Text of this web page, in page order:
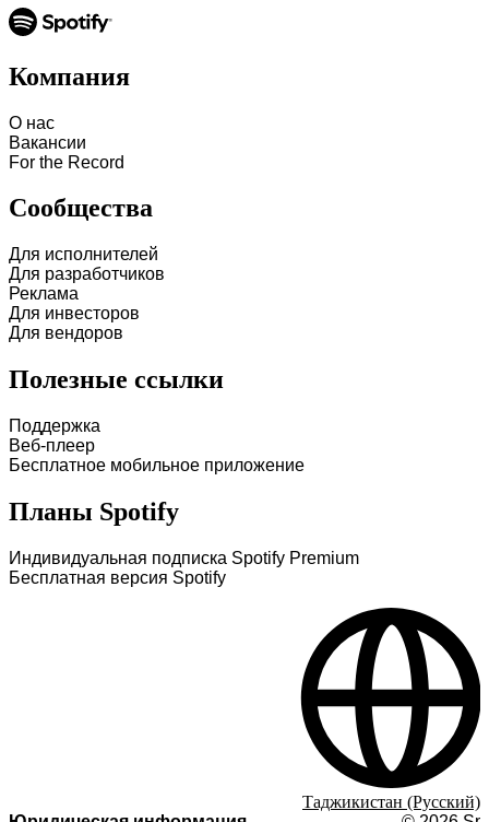
Компания
О нас
Вакансии
For the Record
Сообщества
Для исполнителей
Для разработчиков
Реклама
Для инвесторов
Для вендоров
Полезные ссылки
Поддержка
Веб-плеер
Бесплатное мобильное приложение
Планы Spotify
Индивидуальная подписка Spotify Premium
Бесплатная версия Spotify
Таджикистан (Русский)